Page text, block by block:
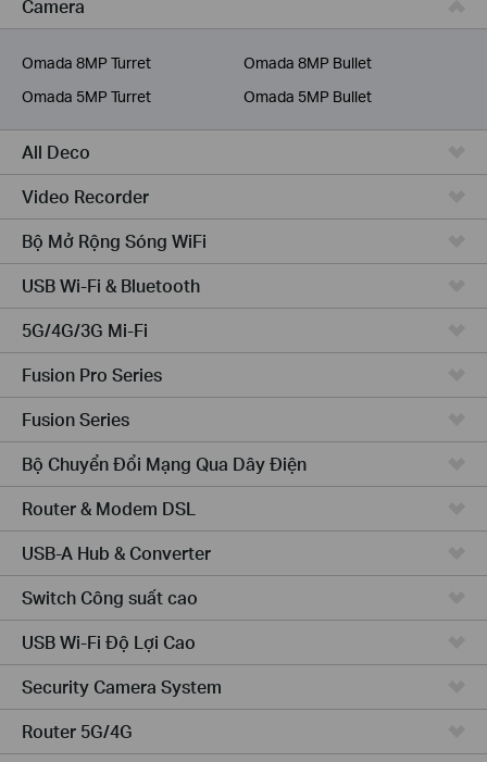
Dịch Vụ Viễn Thông
Camera
Omada 8MP Turret
Omada 8MP Bullet
Omada 5MP Turret
Omada 5MP Bullet
All Deco
Video Recorder
Bộ Mở Rộng Sóng WiFi
USB Wi-Fi & Bluetooth
5G/4G/3G Mi-Fi
Fusion Pro Series
Fusion Series
Bộ Chuyển Đổi Mạng Qua Dây Điện
Router & Modem DSL
USB-A Hub & Converter
Switch Công suất cao
USB Wi-Fi Độ Lợi Cao
Security Camera System
Router 5G/4G